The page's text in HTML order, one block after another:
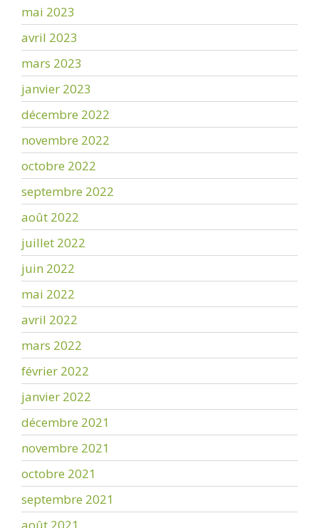
mai 2023
avril 2023
mars 2023
janvier 2023
décembre 2022
novembre 2022
octobre 2022
septembre 2022
août 2022
juillet 2022
juin 2022
mai 2022
avril 2022
mars 2022
février 2022
janvier 2022
décembre 2021
novembre 2021
octobre 2021
septembre 2021
août 2021